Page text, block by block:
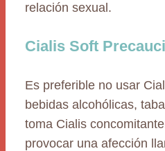
relación sexual.
Cialis Soft
Es preferible no usar
bebidas alcohólicas,
toma Cialis
provocar una afección